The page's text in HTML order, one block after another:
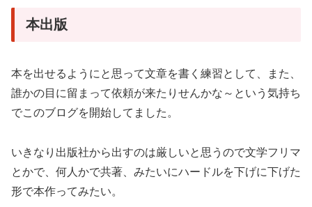
本出版
本を出せるようにと思って文章を書く練習として、また、
誰かの目に留まって依頼が来たりせんかな～という気持ち
でこのブログを開始してました。
いきなり出版社から出すのは厳しいと思うので文学フリマ
とかで、何人かで共著、みたいにハードルを下げに下げた
形で本作ってみたい。